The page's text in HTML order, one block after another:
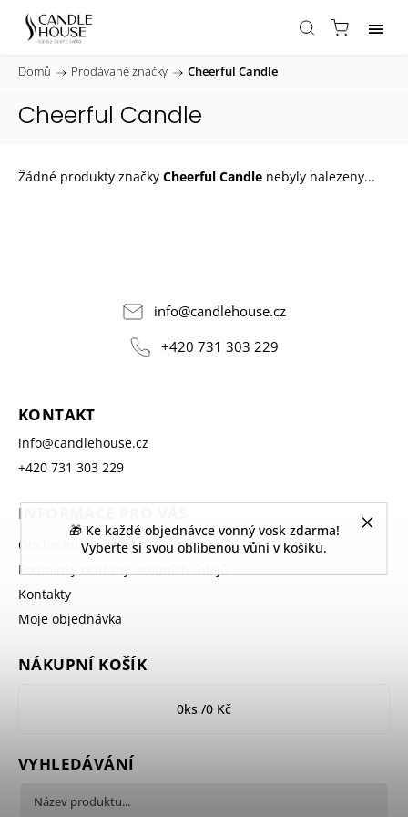
🎁 Ke každé objednávce vonný vosk zdarma!
Vyberte si svou oblíbenou vůni v košíku.
Domů / Prodávané značky / Cheerful Candle
Cheerful Candle
Žádné produkty značky Cheerful Candle nebyly nalezeny...
info@candlehouse.cz
+420 731 303 229
KONTAKT
info@candlehouse.cz
+420 731 303 229
INFORMACE PRO VÁS
Obchodní podmínky
Podmínky ochrany osobních údajů
Kontakty
Moje objednávka
NÁKUPNÍ KOŠÍK
0ks /0 Kč
VYHLEDÁVÁNÍ